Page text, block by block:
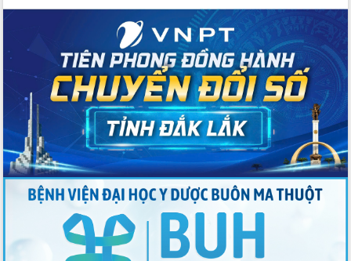
Chủ tịch UBND tỉnh Tạ Anh Tuấn thăm,
chúc mừng các bệnh viện nhân Ngày
Rộn ràng lễ hội truyền thống Sông
nước Đà Nông lần thứ I năm 2026
Kỳ họp Chuyên đề lần thứ Năm, HĐND
tỉnh Đắk Lắk thông qua các nghị quyết
quan trọng
Thống nhất danh sách giới thiệu ứng
cử đại biểu Quốc hội khoá XVI và đại
biểu HĐND tỉnh Đắk Lắk, nhiệm kỳ
2026-2031
Phát động hai phong trào thi đua quan
trọng trong kỷ nguyên mới
Hội nghị lần thứ tư Ban Chỉ đạo công